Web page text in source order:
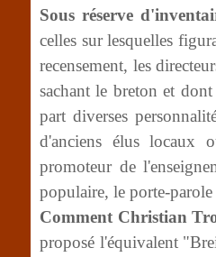
Sous réserve
celles sur lesquelles
recensement, les
sachant le breton et
part diverses
d'anciens élus locaux
promoteur de
populaire, le porte-
Comment Christian
proposé l'équivalent